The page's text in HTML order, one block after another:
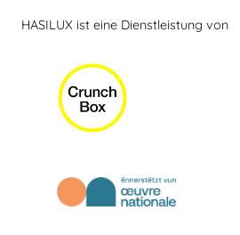
HASILUX ist eine Dienstleistung von